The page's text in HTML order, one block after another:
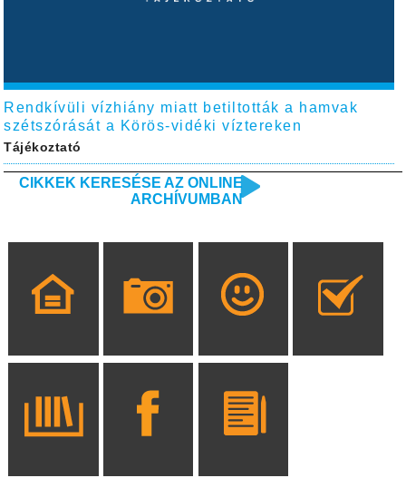
Rendkívüli vízhiány miatt betiltották a hamvak
szétszórását a Körös-vidéki víztereken
Tájékoztató
CIKKEK KERESÉSE AZ ONLINE
ARCHÍVUMBAN